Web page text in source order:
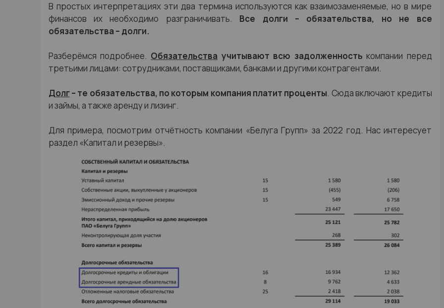
В простых интерпретациях эти два термина используются как взаимозаменяемые, но в мире
финансов их необходимо разграничивать. Все долги – обязательства, но не все
обязательства – долги.
Разберёмся подробнее. Обязательства учитывают всю задолженностькомпании перед
третьими лицами: сотрудниками, поставщиками, банками и другими контрагентами.
Долг– те обязательства, по которым компания платит проценты. Сюда включают кредиты
и займы, а также аренду и лизинг.
Для примера, посмотрим отчётность компании «Белуга Групп» за 2022 год. Нас интересует
раздел «Капитал и резервы».